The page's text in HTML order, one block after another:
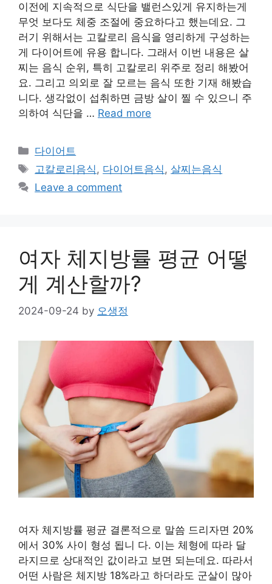
이전에 지속적으로 식단을 밸런스있게 유지하는게
무엇 보다도 체중 조절에 중요하다고 했는데요. 그
러기 위해서는 고칼로리 음식을 영리하게 구성하는
게 다이어트에 유용 합니다. 그래서 이번 내용은 살
찌는 음식 순위, 특히 고칼로리 위주로 정리 해봤어
요. 그리고 의외로 잘 모르는 음식 또한 기재 해봤습
니다. 생각없이 섭취하면 금방 살이 찔 수 있으니 주
의하여 식단을 … Read more
Categories
다이어트
Tags
고칼로리음식, 다이어트음식,살찌는음식
Leave a comment
여자 체지방률 평균 어떻
게 계산할까?
2024-09-24 by 오생정
여자 체지방률 평균 결론적으로 말씀 드리자면 20%
에서 30% 사이 형성 됩니 다. 이는 체형에 따라 달
라지므로 상대적인 값이라고 보면 되는데요. 따라서
어떤 사람은 체지방 18%라고 하더라도 군살이 많아